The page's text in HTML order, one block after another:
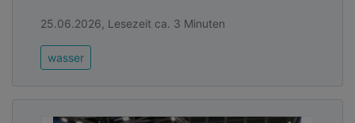
25.06.2026, Lesezeit ca. 3 Minuten
wasser